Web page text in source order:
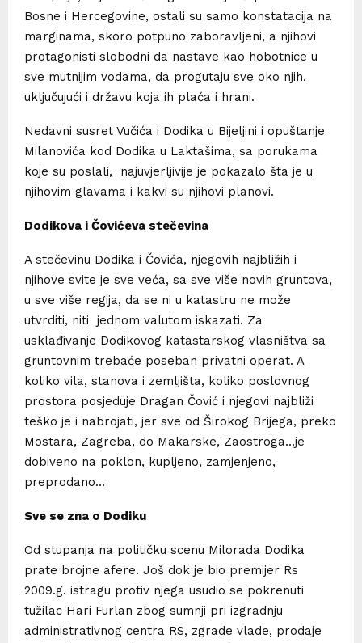
Bosne i Hercegovine, ostali su samo konstatacija na
marginama, skoro potpuno zaboravljeni, a njihovi
protagonisti slobodni da nastave kao hobotnice u
sve mutnijim vodama, da progutaju sve oko njih,
uključujući i državu koja ih plaća i hrani.
Nedavni susret Vučića i Dodika u Bijeljini i opuštanje
Milanovića kod Dodika u Laktašima, sa porukama
koje su poslali, najuvjerljivije je pokazalo šta je u
njihovim glavama i kakvi su njihovi planovi.
Dodikova i Čovićeva stečevina
A stečevinu Dodika i Čovića, njegovih najbližih i
njihove svite je sve veća, sa sve više novih gruntova,
u sve više regija, da se ni u katastru ne može
utvrditi, niti jednom valutom iskazati. Za
usklađivanje Dodikovog katastarskog vlasništva sa
gruntovnim trebaće poseban privatni operat. A
koliko vila, stanova i zemljišta, koliko poslovnog
prostora posjeduje Dragan Čović i njegovi najbliži
teško je i nabrojati, jer sve od Širokog Brijega, preko
Mostara, Zagreba, do Makarske, Zaostroga…je
dobiveno na poklon, kupljeno, zamjenjeno,
preprodano…
Sve se zna o Dodiku
Od stupanja na političku scenu Milorada Dodika
prate brojne afere. Još dok je bio premijer Rs
2009.g. istragu protiv njega usudio se pokrenuti
tužilac Hari Furlan zbog sumnji pri izgradnju
administrativnog centra RS, zgrade vlade, prodaje